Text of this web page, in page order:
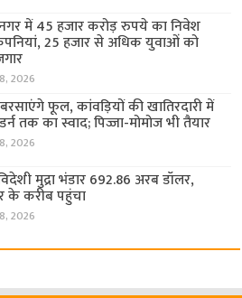
में 45 हजार करोड़ रुपये का निवेश
25 हजार से अधिक युवाओं को
2026
फूल, कांवड़ियों की खातिरदारी में
तक का स्वाद; पिज्जा-मोमोज भी तैयार
2026
मुद्रा भंडार 692.86 अरब डॉलर,
के करीब पहुंचा
2026